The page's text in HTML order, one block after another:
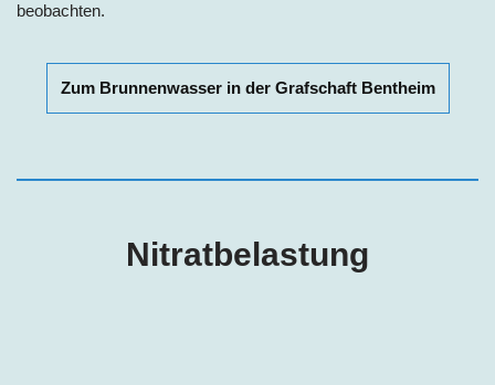
beobachten.
Zum Brunnenwasser in der Grafschaft Bentheim
Nitratbelastung